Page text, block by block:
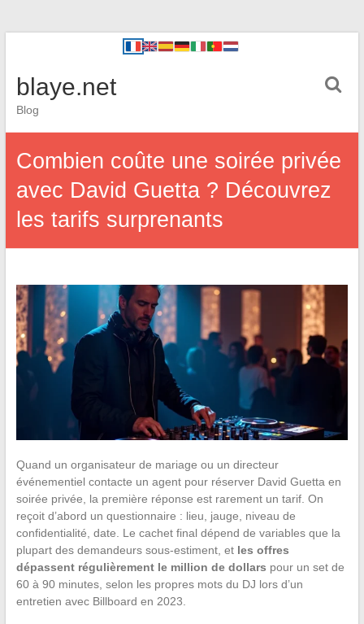
blaye.net
Blog
Combien coûte une soirée privée
avec David Guetta ? Découvrez
les tarifs surprenants
Quand un organisateur de mariage ou un directeur
événementiel contacte un agent pour réserver David Guetta en
soirée privée, la première réponse est rarement un tarif. On
reçoit d’abord un questionnaire : lieu, jauge, niveau de
confidentialité, date. Le cachet final dépend de variables que la
plupart des demandeurs sous-estiment, et les offres
dépassent régulièrement le million de dollars pour un set de
60 à 90 minutes, selon les propres mots du DJ lors d’un
entretien avec Billboard en 2023.